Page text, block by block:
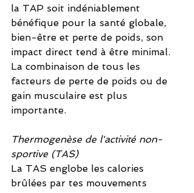
la TAP soit indéniablement
bénéfique pour la santé globale,
bien-être et perte de poids, son
impact direct tend à être minimal.
La combinaison de tous les
facteurs de perte de poids ou de
gain musculaire est plus
importante.
Thermogenèse de l'activité non-
sportive (TAS)
La TAS englobe les calories
brûlées par tes mouvements